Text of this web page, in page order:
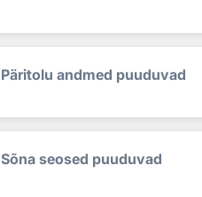
Päritolu andmed puuduvad
Sõna seosed puuduvad